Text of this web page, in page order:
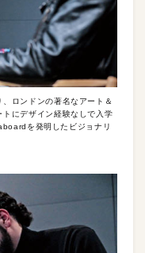
ロンドンの著名なアート＆
にデザイン経験なしで入学
を発明したビジョナリ